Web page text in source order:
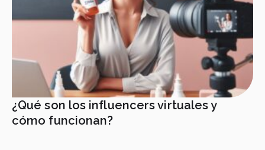
¿Qué son los influencers virtuales y
cómo funcionan?